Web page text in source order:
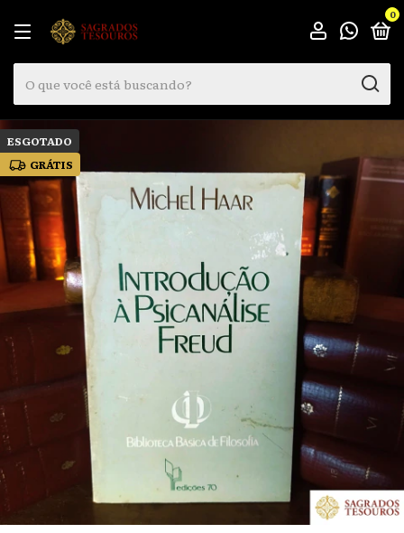
0
ESGOTADO
GRÁTIS